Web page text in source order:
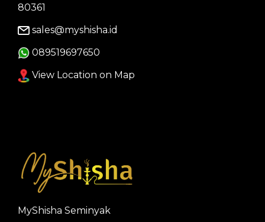
80361
sales@myshisha.id
089519697650
View Location on Map
MyShisha Seminyak